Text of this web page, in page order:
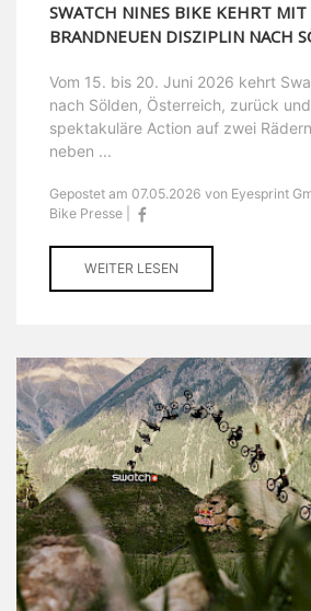
SWATCH NINES BIKE KEHRT MIT
BRANDNEUEN DISZIPLIN NACH
Vom 15. bis 20. Juni 2026 kehrt
nach Sölden, Österreich, zurück
spektakuläre Action auf zwei
neben ...
Gepostet am 07.05.2026 von Eyesprint
Bike Presse |
WEITER LESEN